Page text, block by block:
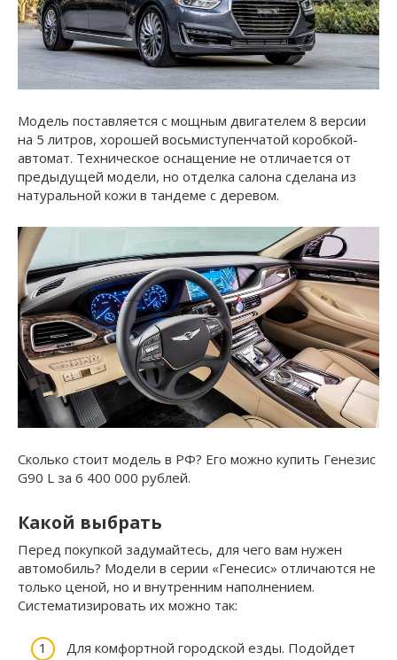
Модель поставляется с мощным двигателем 8 версии
на 5 литров, хорошей восьмиступенчатой коробкой-
автомат. Техническое оснащение не отличается от
предыдущей модели, но отделка салона сделана из
натуральной кожи в тандеме с деревом.
Сколько стоит модель в РФ? Его можно купить Генезис
G90 L за 6 400 000 рублей.
Какой выбрать
Перед покупкой задумайтесь, для чего вам нужен
автомобиль? Модели в серии «Генесис» отличаются не
только ценой, но и внутренним наполнением.
Систематизировать их можно так:
Для комфортной городской езды. Подойдет